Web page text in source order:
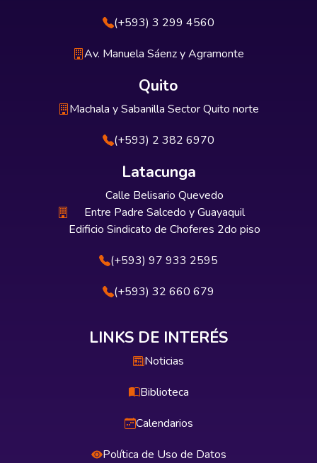
(+593) 3 299 4560
Av. Manuela Sáenz y Agramonte
Quito
Machala y Sabanilla Sector Quito norte
(+593) 2 382 6970
Latacunga
Calle Belisario Quevedo
Entre Padre Salcedo y Guayaquil
Edificio Sindicato de Choferes 2do piso
(+593) 97 933 2595
(+593) 32 660 679
LINKS DE INTERÉS
Noticias
Biblioteca
Calendarios
Política de Uso de Datos